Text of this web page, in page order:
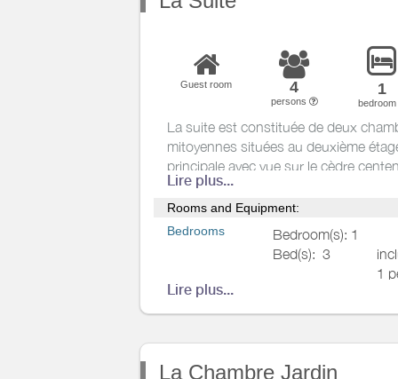
Bathrooms/
Kitchen
Media
Other
equipment
Heating / Air
conditioning
Various
Guest room 4
persons
1
bedroom
La suite est constituée de deux
mitoyennes situées au deuxième
principale avec vue sur le cèdre
de bains privée (douche et WC) cette
est idéale pour les familles.
Lire plus...
Rooms and Equipment:
Bedrooms
Bedroom(s): 1
Bed(s): 3
1
2
Bathrooms/
Lire plus...
La Chambre Jardin